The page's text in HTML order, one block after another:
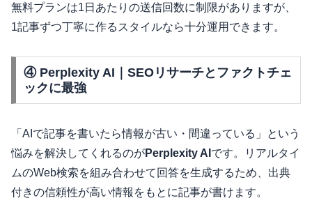
無料プランは1日あたりの送信回数に制限がありますが、
1記事ずつ丁寧に作るスタイルなら十分運用できます。
④ Perplexity AI｜SEOリサーチとファクトチェ
ックに最強
「AIで記事を書いたら情報が古い・間違っている」という
悩みを解決してくれるのがPerplexity AI です。リアルタイ
ムのWeb検索を組み合わせて回答を生成するため、出典
付きの信頼性が高い情報をもとに記事が書けます。